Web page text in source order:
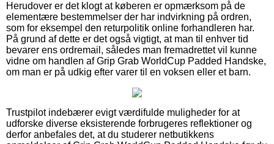
Herudover er det klogt at køberen er opmærksom på de
elementære bestemmelser der har indvirkning på ordren,
som for eksempel den returpolitik online forhandleren har.
På grund af dette er det også vigtigt, at man til enhver tid
bevarer ens ordremail, således man fremadrettet vil kunne
vidne om handlen af Grip Grab WorldCup Padded Handske,
om man er på udkig efter varer til en voksen eller et barn.
Trustpilot indebærer evigt værdifulde muligheder for at
udforske diverse eksisterende forbrugeres reflektioner og
derfor anbefales det, at du studerer netbutikkens